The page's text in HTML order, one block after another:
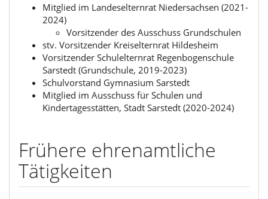
Mitglied im Landeselternrat Niedersachsen (2021-
2024)
Vorsitzender des Ausschuss Grundschulen
stv. Vorsitzender Kreiselternrat Hildesheim
Vorsitzender Schulelternrat Regenbogenschule
Sarstedt (Grundschule, 2019-2023)
Schulvorstand Gymnasium Sarstedt
Mitglied im Ausschuss für Schulen und
Kindertagesstätten, Stadt Sarstedt (2020-2024)
Frühere ehrenamtliche
Tätigkeiten